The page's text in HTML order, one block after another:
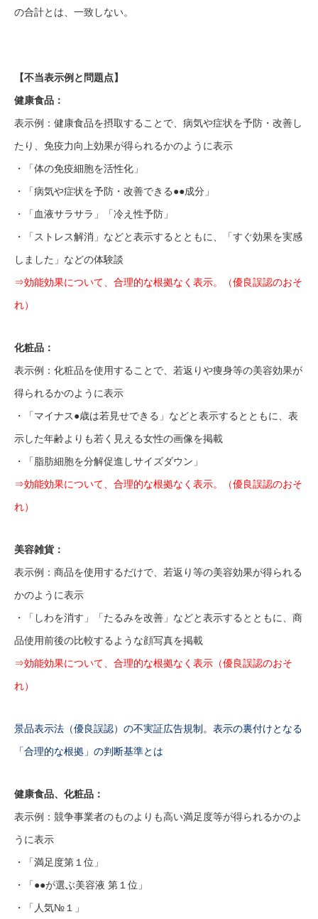
の合計とは、一致しない。
【不当表示例と問題点】
健康食品：
表示例：健康食品を摂取することで、病気や症状を予防・改善し
たり、免疫力向上効果が得られるかのように表示
・「体の免疫細胞を活性化」
・「病気や症状を予防・改善できる●●成分」
・「血液サラサラ」「冷え性予防」
・「ストレス解消」などと表示するとともに、「すぐ効果を実感
しました」などの体験談
⇒効能効果について、合理的な根拠なく表示。（優良誤認のおそ
れ）
化粧品：
表示例：化粧品を使用することで、若返りや痩身等の美容効果が
得られるかのように表示
・「マイナス●歳は若見せできる」などと表示するとともに、表
示した年齢よりも若く見える女性の画像を掲載
・「脂肪細胞を分解促進しサイズダウン」
⇒効能効果について、合理的な根拠なく表示。（優良誤認のおそ
れ）
美容雑貨：
表示例：商品を使用するだけで、若返り等の美容効果が得られる
かのように表示
・「しわを消す」「たるみを改善」などと表示するとともに、商
品使用前後の比較するような顔写真を掲載
⇒効能効果について、合理的な根拠なく表示（優良誤認のおそ
れ）
景品表示法（優良誤認）の不実証広告規制。表示の裏付けとなる
「合理的な根拠」の判断基準とは
健康食品、化粧品：
表示例：競争事業者のものよりも高い満足度等が得られるかのよ
うに表示
・「満足度第１位」
・「●●が選ぶ美容液 第１位」
・「人気№１」